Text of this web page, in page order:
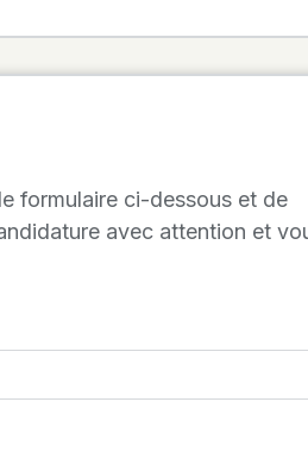
formulaire ci-dessous et de
avec attention et